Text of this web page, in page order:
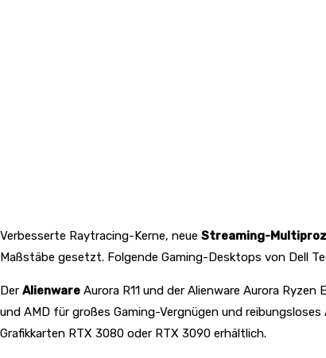
Verbesserte Raytracing-Kerne, neue Streaming-
Maßstäbe gesetzt. Folgende Gaming-Desktops von Dell
Der Alienware Aurora R11 und der Alienware Aurora
und AMD für großes Gaming-Vergnügen und
Grafikkarten RTX 3080 oder RTX 3090 erhältlich.